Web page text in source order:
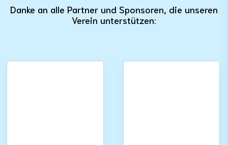
Danke an alle Partner und Sponsoren, die unseren
Verein unterstützen: